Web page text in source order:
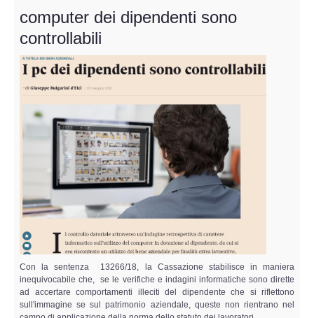
computer dei dipendenti sono
controllabili
Con la sentenza 13266/18, la Cassazione stabilisce in maniera
inequivocabile che, se le verifiche e indagini informatiche sono dirette
ad accertare comportamenti illeciti del dipendente che si riflettono
sull'immagine se sul patrimonio aziendale, queste non rientrano nel